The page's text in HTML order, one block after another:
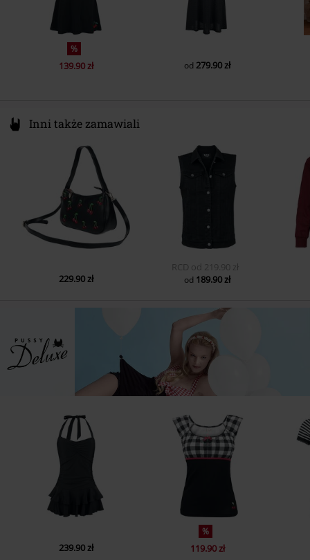
%
139.90 zł od 279.90 zł
Inni także zamawiali
229.90 zł
RCD od 219.90 zł
od 189.90 zł
239.90 zł
%
119.90 zł